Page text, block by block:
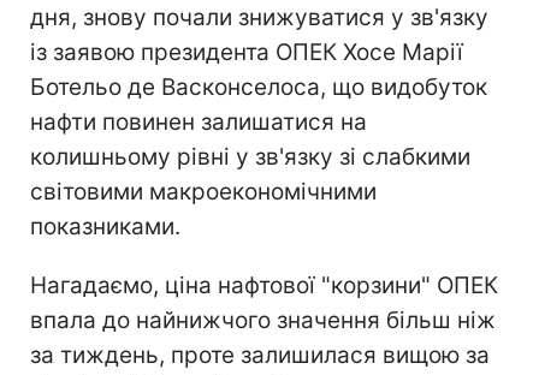
дня, знову почали знижуватися у зв'язку
із заявою президента ОПЕК Хосе Марії
Ботельо де Васконселоса, що видобуток
нафти повинен залишатися на
колишньому рівні у зв'язку зі слабкими
світовими макроекономічними
показниками.
Нагадаємо, ціна нафтової "корзини" ОПЕК
впала до найнижчого значення більш ніж
за тиждень, проте залишилася вищою за